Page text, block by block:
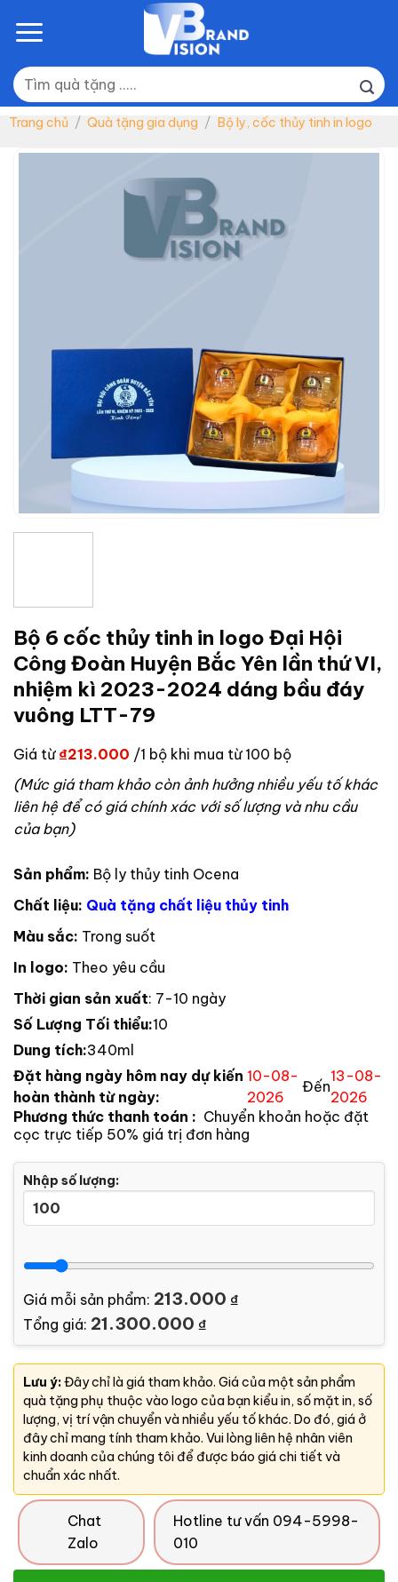
Tìm
kiếm:
Trang chủ / Quà tặng gia dụng / Bộ ly, cốc thủy tinh in logo
Bộ 6 cốc thủy tinh in logo Đại Hội
Công Đoàn Huyện Bắc Yên lần thứ VI,
nhiệm kì 2023-2024 dáng bầu đáy
vuông LTT-79
Giá từ ₫213.000 /1 bộ khi mua từ 100 bộ
(Mức giá tham khảo còn ảnh hưởng nhiều yếu tố khác
liên hệ để có giá chính xác với số lượng và nhu cầu
của bạn)
Sản phẩm: Bộ ly thủy tinh Ocena
Chất liệu: Quà tặng chất liệu thủy tinh
Màu sắc: Trong suốt
In logo: Theo yêu cầu
Thời gian sản xuất: 7-10 ngày
Số Lượng Tối thiểu:10
Dung tích:340ml
Đặt hàng ngày hôm nay dự kiến
hoàn thành từ ngày:
10-08-
2026
Đến
13-08-
2026
Phương thức thanh toán : Chuyển khoản hoặc đặt
cọc trực tiếp 50% giá trị đơn hàng
Nhập số lượng:
Giá mỗi sản phẩm: 213.000 ₫
Tổng giá: 21.300.000 ₫
Lưu ý:Đây chỉ là giá tham khảo. Giá của một sản phẩm
quà tặng phụ thuộc vào logo của bạn kiểu in, số mặt in, số
lượng, vị trí vận chuyển và nhiều yếu tố khác. Do đó, giá ở
đây chỉ mang tính tham khảo. Vui lòng liên hệ nhân viên
kinh doanh của chúng tôi để được báo giá chi tiết và
chuẩn xác nhất.
Chat
Zalo
Hotline tư vấn 094-5998-
010